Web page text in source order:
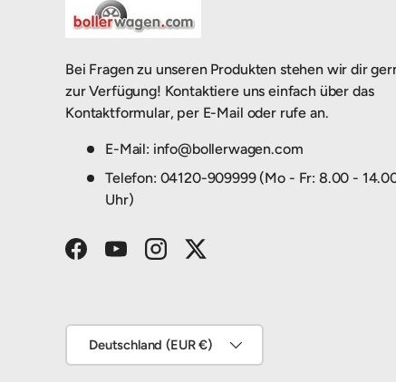
Bei Fragen zu unseren Produkten stehen wir dir
zur Verfügung! Kontaktiere uns einfach über das
Kontaktformular, per E-Mail oder rufe an.
E-Mail: info@bollerwagen.com
Telefon: 04120-909999 (Mo - Fr: 8.00 -
Uhr)
FacebookYouTubeInstagramTwitter
Deutschland (EUR €)